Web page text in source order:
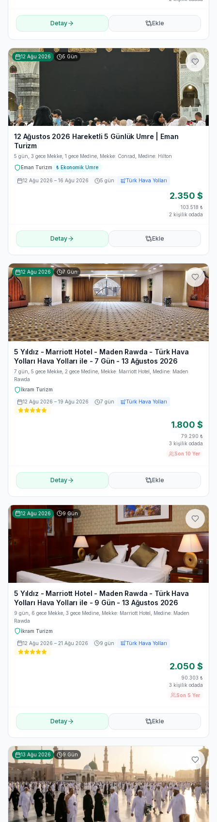
Detay Ekle
12 Ağu 2026 5 Gün
12 Ağustos 2026 Hareketli 5 Günlük Umre | Eman
Turizm
5 gün, 3 gece Mekke, 1 gece Medine, Mekke: Conrad, Medine: Hilton
Eman Turizm
₺ Ekonomik Umre
12 Ağu 2026 – 16 Ağu 2026 5 gün Türk Hava Yolları
2.350 $
103.518 ₺
2 kişilik odada
Detay Ekle
12 Ağu 2026 7 Gün
5 Yıldız - Marriott Hotel - Maden Rawda - Türk Hava
Yolları Hava Yolları ile - 7 Gün - 13 Ağustos 2026
7 gün, 5 gece Mekke, 2 gece Medine, Mekke: Marriott Hotel, Medine: Maden
Rawda
İkram Turizm
12 Ağu 2026 – 19 Ağu 2026 7 gün Türk Hava Yolları
1.800 $
79.290 ₺
3 kişilik odada
Son 10 Yer
Detay Ekle
12 Ağu 2026 9 Gün
5 Yıldız - Marriott Hotel - Maden Rawda - Türk Hava
Yolları Hava Yolları ile - 9 Gün - 13 Ağustos 2026
9 gün, 6 gece Mekke, 3 gece Medine, Mekke: Marriott Hotel, Medine: Maden
Rawda
İkram Turizm
12 Ağu 2026 – 21 Ağu 2026 9 gün Türk Hava Yolları
2.050 $
90.303 ₺
3 kişilik odada
Son 5 Yer
Detay Ekle
13 Ağu 2026 9 Gün